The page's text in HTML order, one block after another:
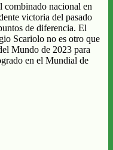
combinado nacional en
victoria del pasado
de diferencia. El
Scariolo no es otro que
Mundo de 2023 para
en el Mundial de